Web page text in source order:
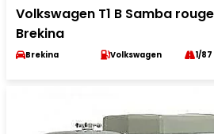
Volkswagen T1 B Samba
Brekina
Brekina Volkswagen 1/87